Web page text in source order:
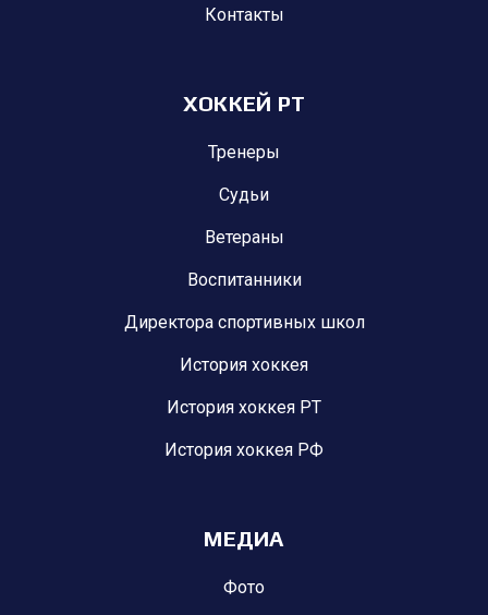
Контакты
ХОККЕЙ РТ
Тренеры
Судьи
Ветераны
Воспитанники
Директора спортивных школ
История хоккея
История хоккея РТ
История хоккея РФ
МЕДИА
Фото